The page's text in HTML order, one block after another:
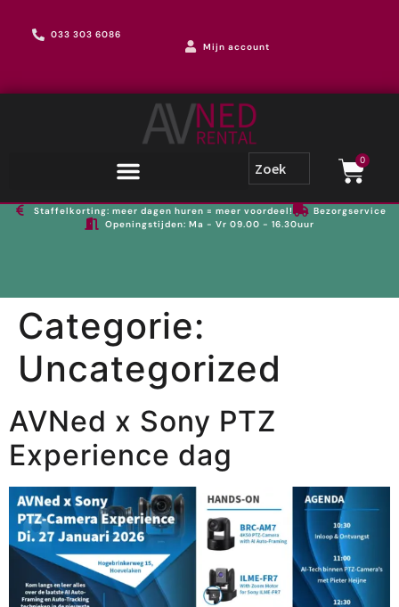
033 303 6086
Mijn account
0
Staffelkorting: meer dagen huren = meer voordeel!
Bezorgservice
Openingstijden: Ma - Vr 09.00 - 16.30uur
Categorie:
Uncategorized
AVNed x Sony PTZ
Experience dag